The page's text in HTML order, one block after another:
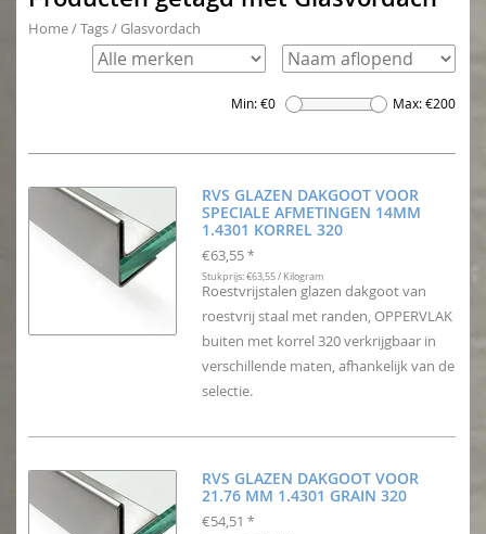
Home/Tags/ Glasvordach
Min: €0 Max: €200
RVS GLAZEN DAKGOOT VOOR
SPECIALE AFMETINGEN 14MM
1.4301 KORREL 320
€63,55 *
Stukprijs: €63,55 / Kilogram
Roestvrijstalen glazen dakgoot van
roestvrij staal met randen, OPPERVLAK
buiten met korrel 320 verkrijgbaar in
verschillende maten, afhankelijk van de
selectie.
RVS GLAZEN DAKGOOT VOOR
21.76 MM 1.4301 GRAIN 320
€54,51 *